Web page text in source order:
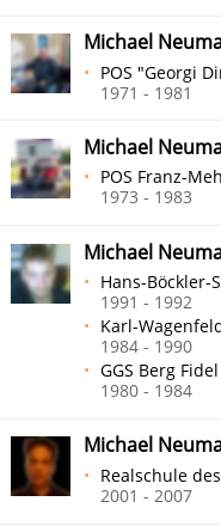
Michael
POS "Georgi
1971 - 1981
Michael
POS Franz-
1973 - 1983
Michael
Hans-Böckler-
1991 - 1992
Karl-
1984 - 1990
GGS Berg Fidel
1980 - 1984
Michael
Realschule
2001 - 2007